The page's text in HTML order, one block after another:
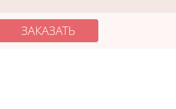
ЗАКАЗАТЬ